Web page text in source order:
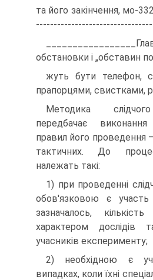
та його закінчення, мо-
обстановки і „обставин
жуть бути телефон,
прапорцями, свистками,
Методика
передбачає
правил його проведення
тактичних. До
належать такі:
1) при проведенні
обов'язковою є
зазначалось,
характером дослідів
учасників експерименту;
2) необхідною є
випадках, коли їхні